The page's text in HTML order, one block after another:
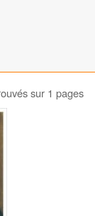
sur 1 pages